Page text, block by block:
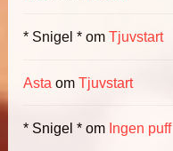
* Snigel * omTjuvstart
Asta omTjuvstart
* Snigel * om Ingen puff